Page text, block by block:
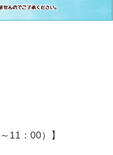
11：00）】